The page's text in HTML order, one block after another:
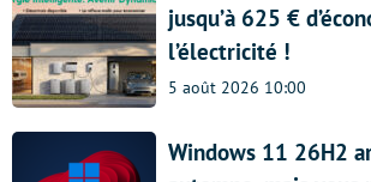
jusqu’à 625 €
l’électricité !
5 août 2026 10:00
Windows 11 26H2